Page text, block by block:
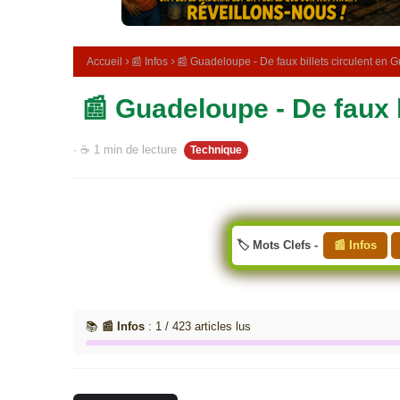
i
i
n
l
Accueil 📰 Infos 📰 Guadeloupe - De faux billets circulent en
📰 Guadeloupe - De
· ☕ 1 min de lecture Technique
🏷️ Mots Clefs - 📰 Infos
📚 📰 Infos : 1 / 423 articles lus